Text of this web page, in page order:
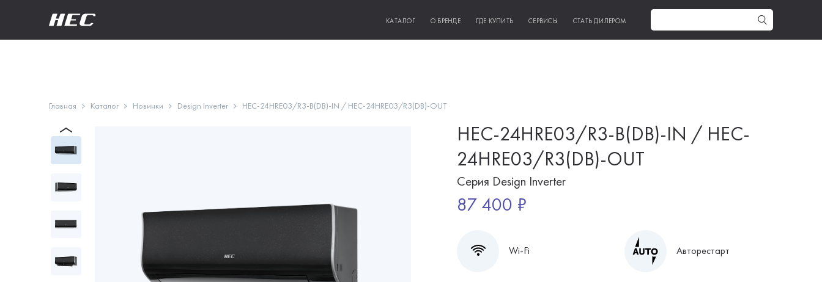
КАТАЛОГ О БРЕНДЕ ГДЕ КУПИТЬ СЕРВИСЫ СТАТЬ ДИЛЕРОМ
Главная Каталог Новинки Design Inverter HEC-24HRE03/R3-B(DB)-IN / HEC-24HRE03/R3(DB)-OUT
HEC-24HRE03/R3-B(DB)-IN / HEC-
24HRE03/R3(DB)-OUT
Серия Design Inverter
87 400 ₽
Wi-Fi Авторестарт